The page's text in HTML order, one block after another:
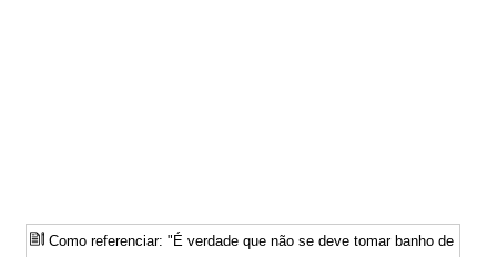
Como referenciar: "É verdade que não se deve tomar banho de